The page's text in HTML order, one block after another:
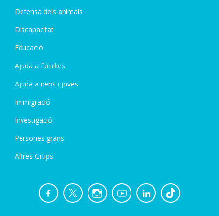
Defensa dels animals
Discapacitat
Educació
Ajuda a families
Ajuda a nens i joves
Immigració
Investigació
Persones grans
Altres Grups